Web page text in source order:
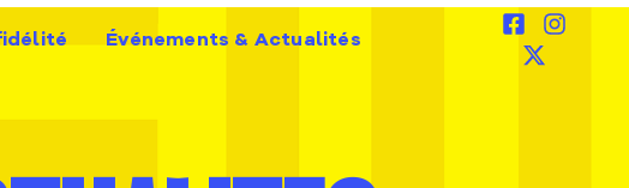
Événements & Actualités